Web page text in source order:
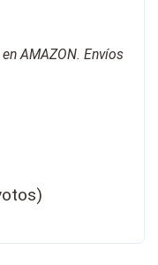
AMAZON. Envíos